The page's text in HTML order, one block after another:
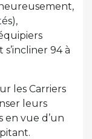
94 à
les Carriers
leurs
en vue d’un